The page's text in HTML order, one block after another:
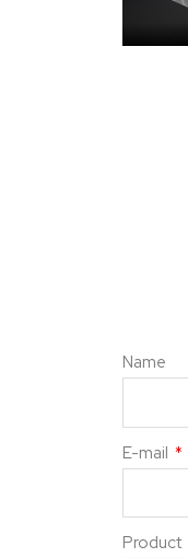
Name
E-mail
Product